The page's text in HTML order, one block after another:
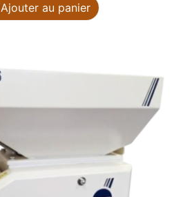
Ajouter au panier